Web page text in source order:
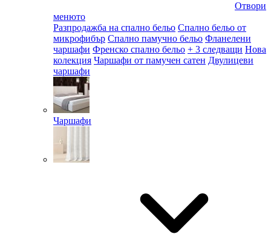
Отвори
менюто
Разпродажба на спално бельо Спално бельо от
микрофибър Спално памучно бельо Фланелени
чаршафи Френско спално бельо + 3 следващи Нова
колекция Чаршафи от памучен сатен Двулицеви
чаршафи
Чаршафи